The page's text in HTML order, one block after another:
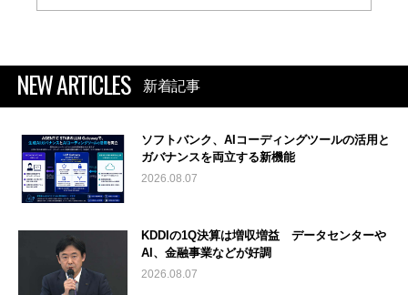
NEW ARTICLES 新着記事
ソフトバンク、AIコーディングツールの活用と
ガバナンスを両立する新機能
2026.08.07
KDDIの1Q決算は増収増益 データセンターや
AI、金融事業などが好調
2026.08.07